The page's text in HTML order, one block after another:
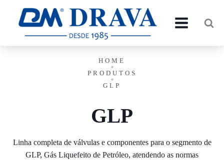
HOME
PRODUTOS
GLP
GLP
Linha completa de válvulas e componentes para o segmento de
GLP, Gás Liquefeito de Petróleo, atendendo as normas